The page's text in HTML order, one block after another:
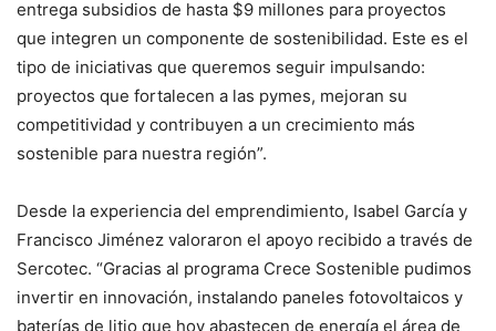
entrega subsidios de hasta $9 millones para proyectos
que integren un componente de sostenibilidad. Este es el
tipo de iniciativas que queremos seguir impulsando:
proyectos que fortalecen a las pymes, mejoran su
competitividad y contribuyen a un crecimiento más
sostenible para nuestra región”.
Desde la experiencia del emprendimiento, Isabel García y
Francisco Jiménez valoraron el apoyo recibido a través de
Sercotec. “Gracias al programa Crece Sostenible pudimos
invertir en innovación, instalando paneles fotovoltaicos y
baterías de litio que hoy abastecen de energía el área de